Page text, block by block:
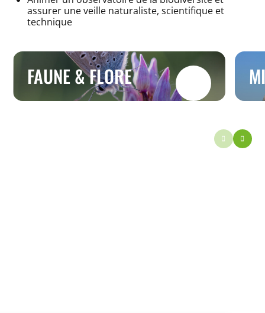
assurer une veille naturaliste, scientifique et
technique
FAUNE & FLORE